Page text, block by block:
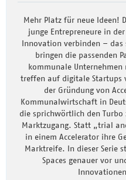
Mehr Platz für neue Ideen!
junge Entrepreneure in
Innovation verbinden – das
bringen die passenden
kommunale
treffen auf digitale Startups
der Gründung von
Kommunalwirtschaft in
die sprichwörtlich den
Marktzugang. Statt „trial
in einem Accelerator ihre
Marktreife. In dieser Serie
Spaces genauer vor